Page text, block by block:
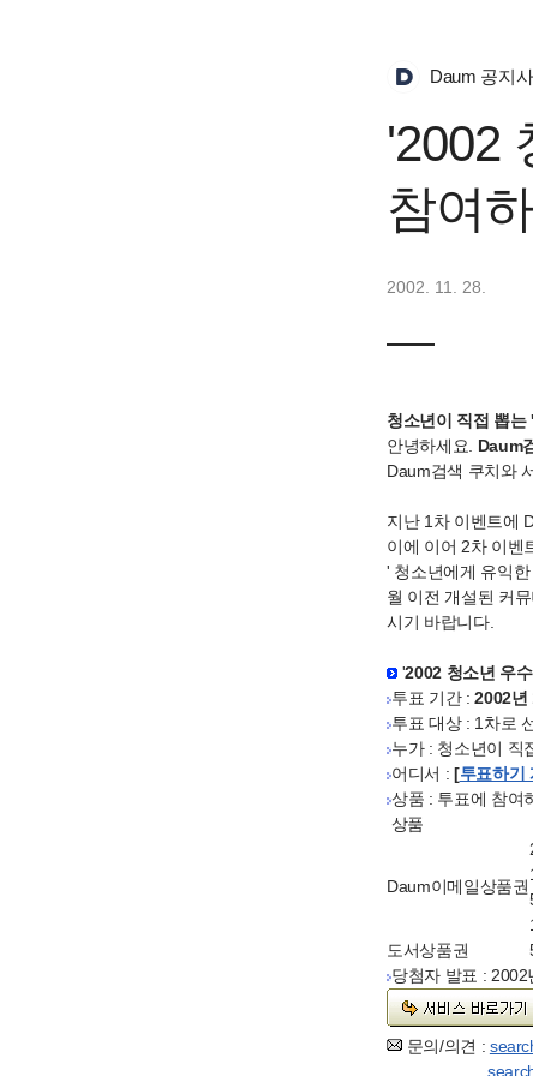
Daum 공지
'2002
참여
2002. 11. 28.
청소년이 직접 뽑
안녕하세요. Daum
Daum검색 쿠치와
지난 1차 이벤트에
이에 이어 2차 이벤
' 청소년에게 유익
월 이전 개설된 커
시기 바랍니다.
'2002 청소년 우
투표 기간 :2002년
투표 대상 : 1차로
누가 : 청소년이 직
어디서 : [투표하기
상품 : 투표에 참여
상품
Daum이메일상품권
도서상품권
당첨자 발표 :
문의/의견 :